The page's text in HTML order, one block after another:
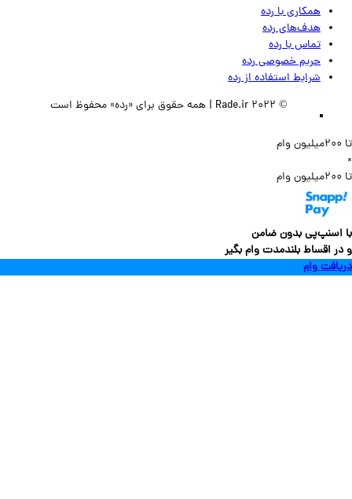
همکاری با رده
هدف‌های رده
تماس‌ با‌ رده
حریم خصوصی رده
شرایط استفاده از رده
بدون ضامن
بلندمدت وام بگیر
وام